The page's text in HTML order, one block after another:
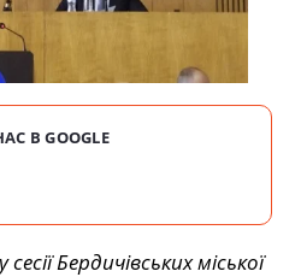
В GOOGLE
Бердичівських міської